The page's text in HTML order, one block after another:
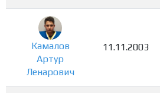
Камалов
Артур
Ленарович
11.11.2003